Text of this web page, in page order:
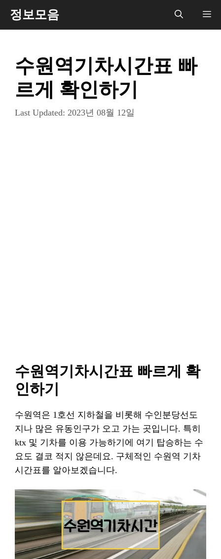
정보모음 메
수원역기차시간표 빠
르게 확인하기
Last Updated: 2023년 08월 12일
수원역기차시간표 빠르게 확
인하기
수원역은 1호선 지하철을 비롯해 수인분당선도
지나 많은 유동인구가 오고 가는 곳입니다. 특히
ktx 및 기차를 이용 가능하기에 여기 탑승하는 수
요도 결코 적지 않은데요. 구체적인 수원역 기차
시간표를 알아보겠습니다.